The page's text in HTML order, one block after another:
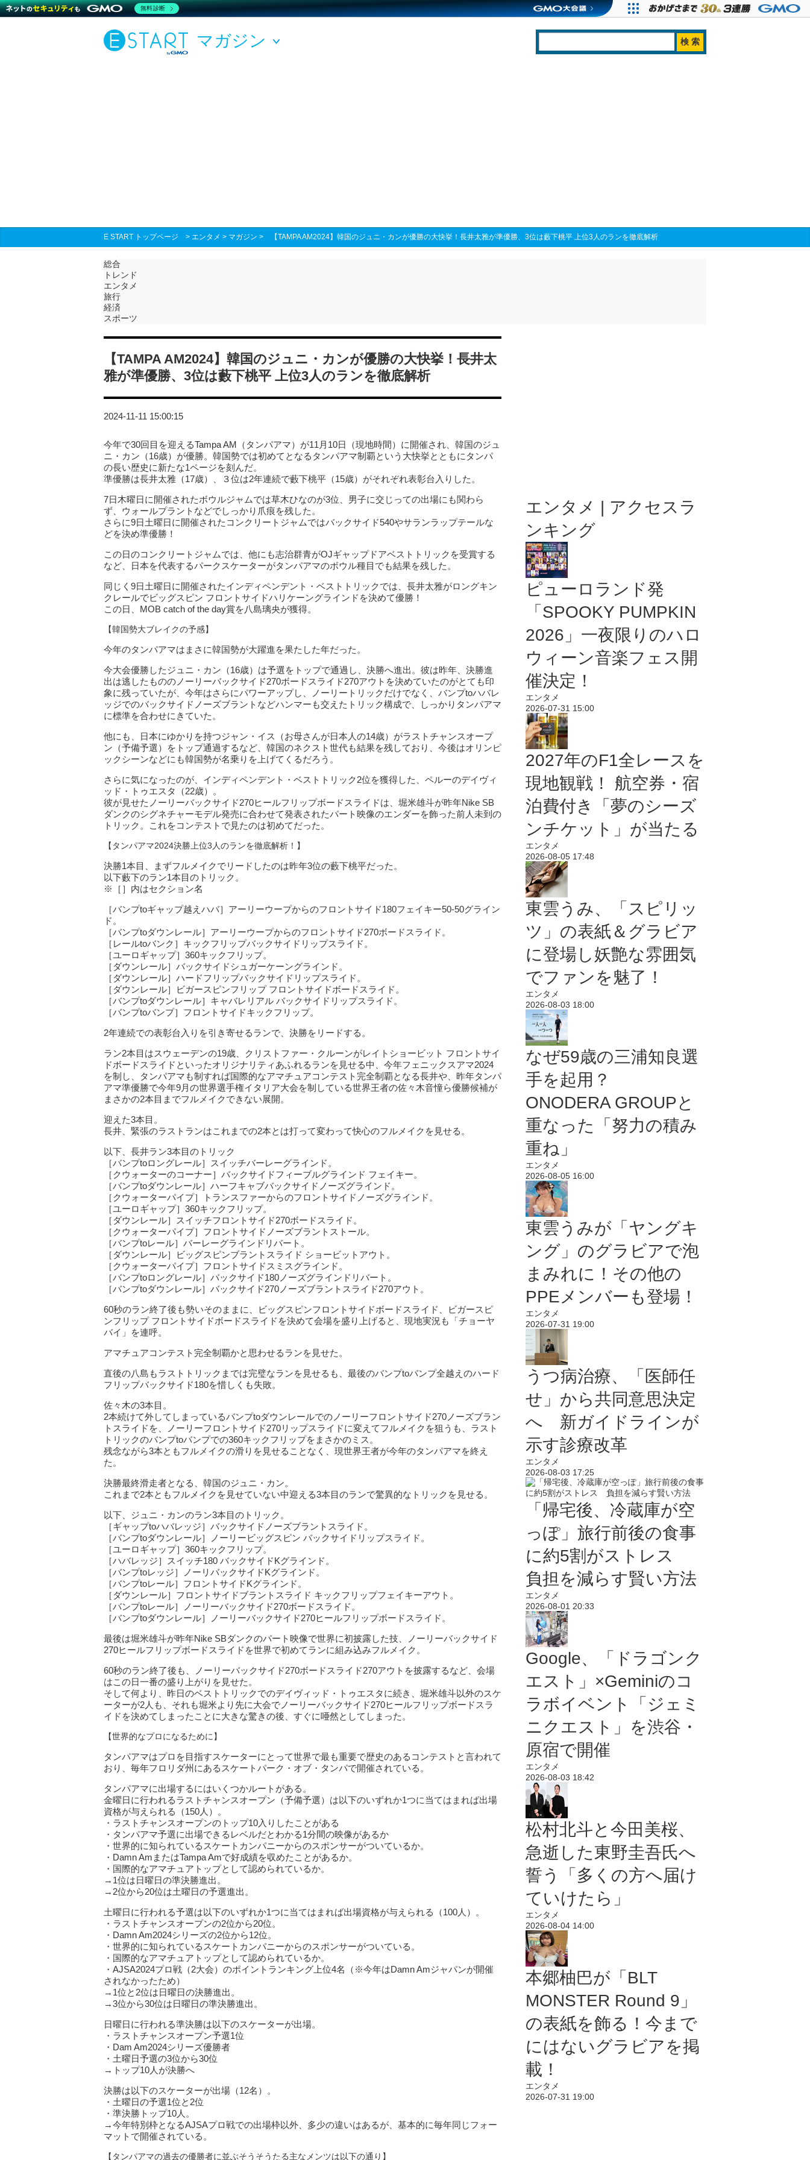
マガジン
E START トップページ > エンタメ > マガジン > 【TAMPA AM2024】韓国のジュニ・カンが優勝の大快挙！長井太雅が準優勝、3位は藪下桃平 上位3人のランを徹底解析
総合
トレンド
エンタメ
旅行
経済
スポーツ
【TAMPA AM2024】韓国のジュニ・カンが優勝の大快挙！長井太
雅が準優勝、3位は藪下桃平 上位3人のランを徹底解析
2024-11-11 15:00:15
今年で30回目を迎えるTampa AM（タンパアマ）が11月10日（現地時間）に開催され、韓国のジュ
ニ・カン（16歳）が優勝。韓国勢では初めてとなるタンパアマ制覇という大快挙とともにタンパ
の長い歴史に新たな1ページを刻んだ。
準優勝は長井太雅（17歳）、３位は2年連続で藪下桃平（15歳）がそれぞれ表彰台入りした。
7日木曜日に開催されたボウルジャムでは草木ひなのが3位、男子に交じっての出場にも関わら
ず、ウォールプラントなどでしっかり爪痕を残した。
さらに9日土曜日に開催されたコンクリートジャムではバックサイド540やサランラップテールな
どを決め準優勝！
この日のコンクリートジャムでは、他にも志治群青がOJギャップドアベストトリックを受賞する
など、日本を代表するパークスケーターがタンパアマのボウル種目でも結果を残した。
同じく9日土曜日に開催されたインディペンデント・ベストトリックでは、長井太雅がロングキン
クレールでビッグスピン フロントサイドハリケーングラインドを決めて優勝！
この日、MOB catch of the day賞を八島璃央が獲得。
【韓国勢大ブレイクの予感】
今年のタンパアマはまさに韓国勢が大躍進を果たした年だった。
今大会優勝したジュニ・カン（16歳）は予選をトップで通過し、決勝へ進出。彼は昨年、決勝進
出は逃したもののノーリーバックサイド270ボードスライド270アウトを決めていたのがとても印
象に残っていたが、今年はさらにパワーアップし、ノーリートリックだけでなく、バンプtoハバレ
ッジでのバックサイドノーズブラントなどハンマーも交えたトリック構成で、しっかりタンパアマ
に標準を合わせにきていた。
他にも、日本にゆかりを持つジャン・イス（お母さんが日本人の14歳）がラストチャンスオープ
ン（予備予選）をトップ通過するなど、韓国のネクスト世代も結果を残しており、今後はオリンピ
ックシーンなどにも韓国勢が名乗りを上げてくるだろう。
さらに気になったのが、インディペンデント・ベストトリック2位を獲得した、ペルーのデイヴィ
ッド・トゥエスタ（22歳）。
彼が見せたノーリーバックサイド270ヒールフリップボードスライドは、堀米雄斗が昨年Nike SB
ダンクのシグネチャーモデル発売に合わせて発表されたパート映像のエンダーを飾った前人未到の
トリック。これをコンテストで見たのは初めてだった。
【タンパアマ2024決勝上位3人のランを徹底解析！】
決勝1本目、まずフルメイクでリードしたのは昨年3位の藪下桃平だった。
以下藪下のラン1本目のトリック。
※［］内はセクション名
［バンプtoギャップ越えハバ］アーリーウープからのフロントサイド180フェイキー50-50グライン
ド。
［バンプtoダウンレール］アーリーウープからのフロントサイド270ボードスライド。
［レールtoバンク］キックフリップバックサイドリップスライド。
［ユーロギャップ］360キックフリップ。
［ダウンレール］バックサイドシュガーケーングラインド。
［ダウンレール］ハードフリップバックサイドリップスライド。
［ダウンレール］ビガースピンフリップ フロントサイドボードスライド。
［バンプtoダウンレール］キャバレリアル バックサイドリップスライド。
［バンプtoバンプ］フロントサイドキックフリップ。
2年連続での表彰台入りを引き寄せるランで、決勝をリードする。
ラン2本目はスウェーデンの19歳、クリストファー・クルーンがレイトショービット フロントサイ
ドボードスライドといったオリジナリティあふれるランを見せる中、今年フェニックスアマ2024
を制し、タンパアマも制すれば国際的なアマチュアコンテスト完全制覇となる長井や、昨年タンパ
アマ準優勝で今年9月の世界選手権イタリア大会を制している世界王者の佐々木音憧ら優勝候補が
まさかの2本目までフルメイクできない展開。
迎えた3本目。
長井、緊張のラストランはこれまでの2本とは打って変わって快心のフルメイクを見せる。
以下、長井ラン3本目のトリック
［バンプtoロングレール］スイッチバーレーグラインド。
［クウォーターのコーナー］バックサイドフィーブルグラインド フェイキー。
［バンプtoダウンレール］ハーフキャブバックサイドノーズグラインド。
［クウォーターパイプ］トランスファーからのフロントサイドノーズグラインド。
［ユーロギャップ］360キックフリップ。
［ダウンレール］スイッチフロントサイド270ボードスライド。
［クウォーターパイプ］フロントサイドノーズブラントストール。
［バンプtoレール］バーレーグラインドリバート。
［ダウンレール］ビッグスピンブラントスライド ショービットアウト。
［クウォーターパイプ］フロントサイドスミスグラインド。
［バンプtoロングレール］バックサイド180ノーズグラインドリバート。
［バンプtoダウンレール］バックサイド270ノーズブラントスライド270アウト。
60秒のラン終了後も勢いそのままに、ビッグスピンフロントサイドボードスライド、ビガースピ
ンフリップ フロントサイドボードスライドを決めて会場を盛り上げると、現地実況も「チョーヤ
バイ」を連呼。
アマチュアコンテスト完全制覇かと思わせるランを見せた。
直後の八島もラストトリックまでは完璧なランを見せるも、最後のバンプtoバンプ全越えのハード
フリップバックサイド180を惜しくも失敗。
佐々木の3本目。
2本続けて外してしまっているバンプtoダウンレールでのノーリーフロントサイド270ノーズブラン
トスライドを、ノーリーフロントサイド270リップスライドに変えてフルメイクを狙うも、ラスト
トリックのバンプtoバンプでの360キックフリップをまさかのミス。
残念ながら3本ともフルメイクの滑りを見せることなく、現世界王者が今年のタンパアマを終え
た。
決勝最終滑走者となる、韓国のジュニ・カン。
これまで2本ともフルメイクを見せていない中迎える3本目のランで驚異的なトリックを見せる。
以下、ジュニ・カンのラン3本目のトリック。
［ギャップtoハバレッジ］バックサイドノーズブラントスライド。
［バンプtoダウンレール］ノーリービッグスピン バックサイドリップスライド。
［ユーロギャップ］360キックフリップ。
［ハバレッジ］スイッチ180 バックサイドKグラインド。
［バンプtoレッジ］ノーリバックサイドKグラインド。
［バンプtoレール］フロントサイドKグラインド。
［ダウンレール］フロントサイドブラントスライド キックフリップフェイキーアウト。
［バンプtoレール］ノーリーバックサイド270ボードスライド。
［バンプtoダウンレール］ノーリーバックサイド270ヒールフリップボードスライド。
最後は堀米雄斗が昨年Nike SBダンクのパート映像で世界に初披露した技、ノーリーバックサイド
270ヒールフリップボードスライドを世界で初めてランに組み込みフルメイク。
60秒のラン終了後も、ノーリーバックサイド270ボードスライド270アウトを披露するなど、会場
はこの日一番の盛り上がりを見せた。
そして何より、昨日のベストトリックでのデイヴィッド・トゥエスタに続き、堀米雄斗以外のスケ
ーターが2人も、それも堀米より先に大会でノーリーバックサイド270ヒールフリップボードスラ
イドを決めてしまったことに大きな驚きの後、すぐに唖然としてしまった。
【世界的なプロになるために】
タンパアマはプロを目指すスケーターにとって世界で最も重要で歴史のあるコンテストと言われて
おり、毎年フロリダ州にあるスケートパーク・オブ・タンパで開催されている。
タンパアマに出場するにはいくつかルートがある。
金曜日に行われるラストチャンスオープン（予備予選）は以下のいずれか1つに当てはまれば出場
資格が与えられる（150人）。
・ラストチャンスオープンのトップ10入りしたことがある
・タンパアマ予選に出場できるレベルだとわかる1分間の映像があるか
・世界的に知られているスケートカンパニーからのスポンサーがついているか。
・Damn AmまたはTampa Amで好成績を収めたことがあるか。
・国際的なアマチュアトップとして認められているか。
→1位は日曜日の準決勝進出。
→2位から20位は土曜日の予選進出。
土曜日に行われる予選は以下のいずれか1つに当てはまれば出場資格が与えられる（100人）。
・ラストチャンスオープンの2位から20位。
・Damn Am2024シリーズの2位から12位。
・世界的に知られているスケートカンパニーからのスポンサーがついている。
・国際的なアマチュアトップとして認められているか。
・AJSA2024プロ戦（2大会）のポイントランキング上位4名（※今年はDamn Amジャパンが開催
されなかったため）
→1位と2位は日曜日の決勝進出。
→3位から30位は日曜日の準決勝進出。
日曜日に行われる準決勝は以下のスケーターが出場。
・ラストチャンスオープン予選1位
・Dam Am2024シリーズ優勝者
・土曜日予選の3位から30位
→トップ10人が決勝へ
決勝は以下のスケーターが出場（12名）。
・土曜日の予選1位と2位
・準決勝トップ10人。
→今年特別枠となるAJSAプロ戦での出場枠以外、多少の違いはあるが、基本的に毎年同じフォー
マットで開催されている。
【タンパアマの過去の優勝者に並ぶそうそうたる主なメンツは以下の通り】
エンタメ | アクセスラ
ンキング
ピューロランド発
「SPOOKY PUMPKIN
2026」一夜限りのハロ
ウィーン音楽フェス開
催決定！
エンタメ
2026-07-31 15:00
2027年のF1全レースを
現地観戦！ 航空券・宿
泊費付き「夢のシーズ
ンチケット」が当たる
エンタメ
2026-08-05 17:48
東雲うみ、「スピリッ
ツ」の表紙＆グラビア
に登場し妖艶な雰囲気
でファンを魅了！
エンタメ
2026-08-03 18:00
なぜ59歳の三浦知良選
手を起用？
ONODERA GROUPと
重なった「努力の積み
重ね」
エンタメ
2026-08-05 16:00
東雲うみが「ヤングキ
ング」のグラビアで泡
まみれに！その他の
PPEメンバーも登場！
エンタメ
2026-07-31 19:00
うつ病治療、「医師任
せ」から共同意思決定
へ 新ガイドラインが
示す診療改革
エンタメ
2026-08-03 17:25
「帰宅後、冷蔵庫が空
っぽ」旅行前後の食事
に約5割がストレス
負担を減らす賢い方法
エンタメ
2026-08-01 20:33
Google、「ドラゴンク
エスト」×Geminiのコ
ラボイベント「ジェミ
ニクエスト」を渋谷・
原宿で開催
エンタメ
2026-08-03 18:42
松村北斗と今田美桜、
急逝した東野圭吾氏へ
誓う「多くの方へ届け
ていけたら」
エンタメ
2026-08-04 14:00
本郷柚巴が「BLT
MONSTER Round 9」
の表紙を飾る！今まで
にはないグラビアを掲
載！
エンタメ
2026-07-31 19:00
無料診断